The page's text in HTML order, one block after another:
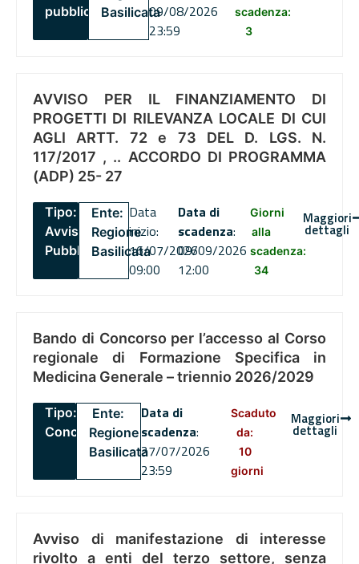
pubblico
Basilicata09/08/2026
23:59
scadenza:
3
AVVISO PER IL FINANZIAMENTO DI
PROGETTI DI RILEVANZA LOCALE DI CUI
AGLI ARTT. 72 e 73 DEL D. LGS. N.
117/2017 , .. ACCORDO DI PROGRAMMA
(ADP) 25- 27
Tipo:
Avviso
Pubblico
Ente:
Regione
Basilicata
Data
inizio:
16/07/2026
09:00
Data di
scadenza:
09/09/2026
12:00
Giorni
alla
scadenza:
34
Maggiori
dettagli
Bando di Concorso per l’accesso al Corso
regionale di Formazione Specifica in
Medicina Generale – triennio 2026/2029
Tipo:
Concorsi
Ente:
Regione
Basilicata
Data di
scadenza:
27/07/2026
23:59
Scaduto
da:
10
giorni
Maggiori
dettagli
Avviso di manifestazione di interesse
rivolto a enti del terzo settore, senza